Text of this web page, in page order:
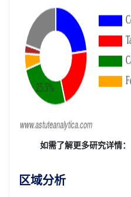
如需了解更多研究详情：
区域分析